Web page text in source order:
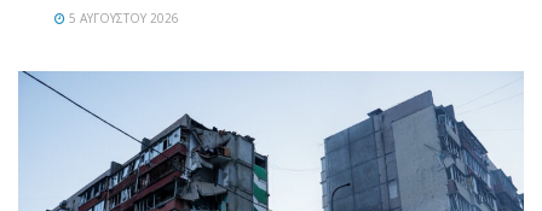
5 ΑΥΓΟΎΣΤΟΥ 2026